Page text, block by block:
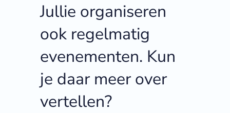
Jullie organiseren
ook regelmatig
evenementen. Kun
je daar meer over
vertellen?